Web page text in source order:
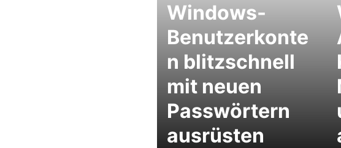
Windows-
Benutzerkonte
n blitzschnell
mit neuen
Passwörtern
ausrüsten